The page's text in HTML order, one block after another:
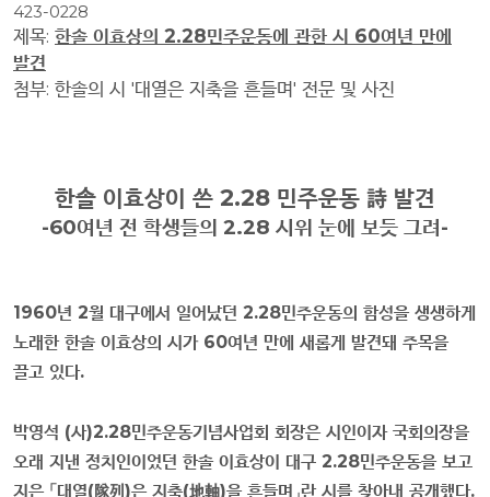
423-0228
제목: 한솔 이효상의 2.28민주운동에 관한 시 60여년 만에
발견
첨부: 한솔의 시 '대열은 지축을 흔들며' 전문 및 사진
한솔 이효상이 쓴 2.28 민주운동 詩 발견
-60여년 전 학생들의 2.28 시위 눈에 보듯 그려-
1960년 2월 대구에서 일어났던 2.28민주운동의 함성을 생생하게
노래한 한솔 이효상의 시가 60여년 만에 새롭게 발견돼 주목을
끌고 있다.
박영석 (사)2.28민주운동기념사업회 회장은 시인이자 국회의장을
오래 지낸 정치인이었던 한솔 이효상이 대구 2.28민주운동을 보고
지은 「대열(隊列 )은 지축(地軸)을 흔들며 」란 시를 찾아내 공개했다.